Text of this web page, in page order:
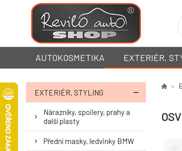
AUTOKOSMETIKA EXTERIÉR,
EXTERIÉR, STYLING
Nárazníky, spoilery, prahy a
další plasty
Přední masky, ledvinky BMW